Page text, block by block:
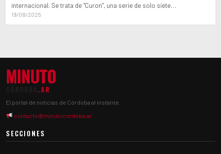
internacional. Se trata de “Curon”, una serie de solo siete…
19/08/2025
MINUTO
.AR
El portal de noticias de Córdoba al instante.
contacto@minutocordoba.ar
SECCIONES